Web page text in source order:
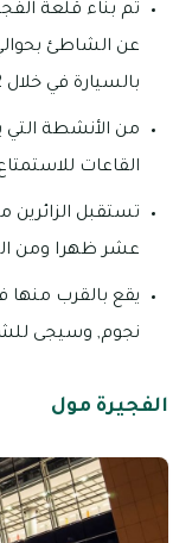
تم بناء قلعة
عن الشاطئ
بالسيارة في خلال 12 دقيقة من مركز المدينة.
من الأنشطة التي
القاعات
تستقبل الزائرين
عشر ظهرا ومن
يقع بالقرب منها
نجوم, وسيجى
الفجيرة مول